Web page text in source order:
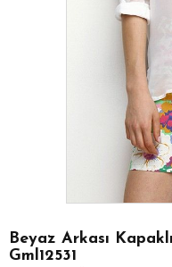
Beyaz Arkası
Gml12531